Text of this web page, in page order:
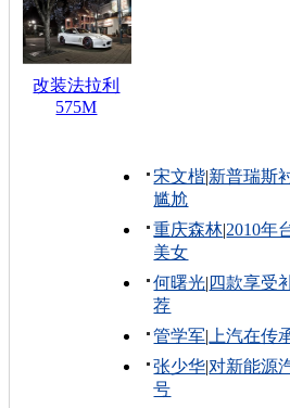
改装法拉利
575M
宋文楷|新普瑞斯
尴尬
重庆森林|2010年
美女
何曙光| 四款享受
荐
管学军| 上汽在传
张少华|对新能源
号